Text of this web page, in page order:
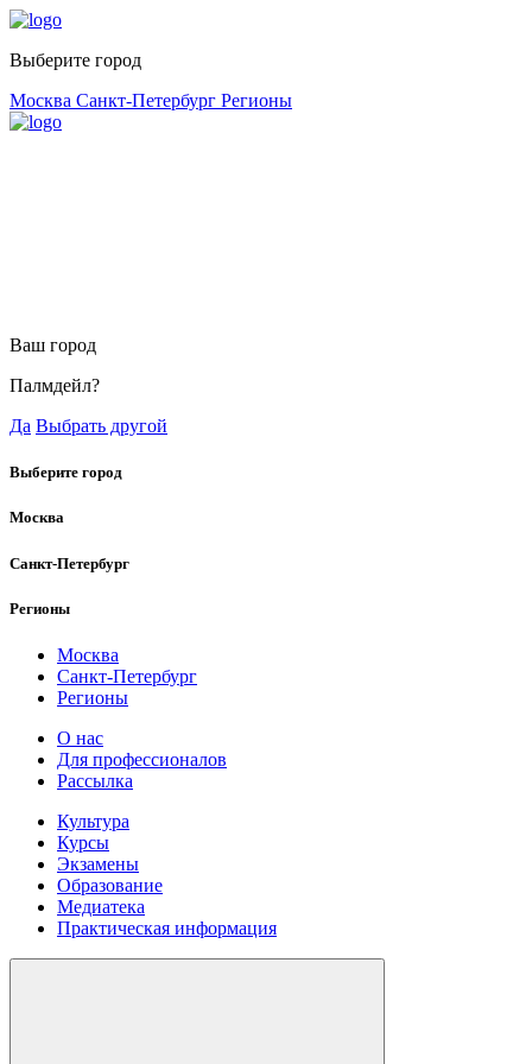
Выберите город
Москва Санкт-Петербург Регионы
Ваш город
Палмдейл?
Да Выбрать другой
Выберите город
Москва
Санкт-Петербург
Регионы
Москва
Санкт-Петербург
Регионы
О нас
Для профессионалов
Рассылка
Культура
Курсы
Экзамены
Образование
Медиатека
Практическая информация